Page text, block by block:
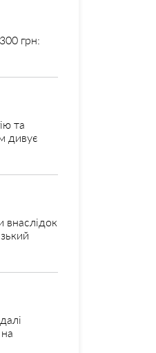
грн:
та
дивує
внаслідок